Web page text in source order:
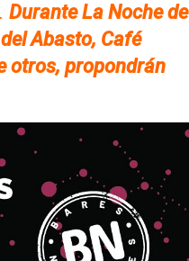
Durante La Noche de
Abasto, Café
otros, propondrán